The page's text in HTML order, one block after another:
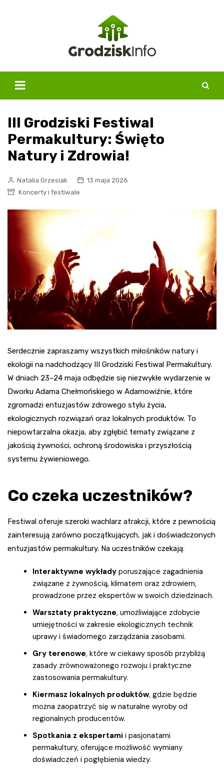
III Grodziski Festiwal
Permakultury: Święto
Natury i Zdrowia!
Natalia Grzesiak
13 maja 2026
Koncerty i festiwale
Serdecznie zapraszamy wszystkich miłośników natury i
ekologii na nadchodzący III Grodziski Festiwal Permakultury.
W dniach 23–24 maja odbędzie się niezwykłe wydarzenie w
Dworku Adama Chełmońskiego w Adamowiźnie, które
zgromadzi entuzjastów zdrowego stylu życia,
ekologicznych rozwiązań oraz lokalnych produktów. To
niepowtarzalna okazja, aby zgłębić tematy związane z
jakością żywności, ochroną środowiska i przyszłością
systemu żywieniowego.
Co czeka uczestników?
Festiwal oferuje szeroki wachlarz atrakcji, które z pewnością
zainteresują zarówno początkujących, jak i doświadczonych
entuzjastów permakultury. Na uczestników czekają:
Interaktywne wykłady poruszające zagadnienia
związane z żywnością, klimatem oraz zdrowiem,
prowadzone przez ekspertów w swoich dziedzinach.
Warsztaty praktyczne, umożliwiające zdobycie
umiejętności w zakresie ekologicznych technik
uprawy i świadomego zarządzania zasobami.
Gry terenowe, które w ciekawy sposób przybliżą
zasady zrównoważonego rozwoju i praktyczne
zastosowania permakultury.
Kiermasz lokalnych produktów, gdzie będzie
można zaopatrzyć się w naturalne wyroby od
regionalnych producentów.
Spotkania z ekspertami i pasjonatami
permakultury, oferujące możliwość wymiany
doświadczeń i pogłębienia wiedzy.